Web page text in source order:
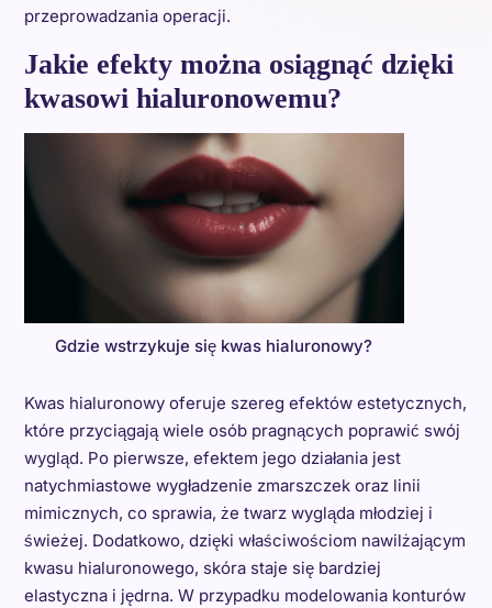
przeprowadzania operacji.
Jakie efekty można osiągnąć dzięki
kwasowi hialuronowemu?
Gdzie wstrzykuje się kwas hialuronowy?
Kwas hialuronowy oferuje szereg efektów estetycznych,
które przyciągają wiele osób pragnących poprawić swój
wygląd. Po pierwsze, efektem jego działania jest
natychmiastowe wygładzenie zmarszczek oraz linii
mimicznych, co sprawia, że twarz wygląda młodziej i
świeżej. Dodatkowo, dzięki właściwościom nawilżającym
kwasu hialuronowego, skóra staje się bardziej
elastyczna i jędrna. W przypadku modelowania konturów